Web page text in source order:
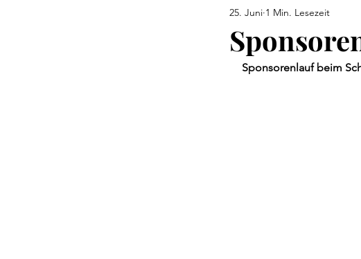
25. Juni 1 Min. Lesezeit
Sponsorenlauf beim